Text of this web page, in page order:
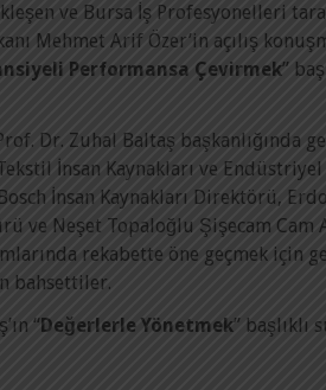
ve Bursa İş Profesyonelleri
Mehmet Arif Özer’in açılış
Performansa Çevirmek”
Dr. Zuhal Baltaş başkanlığında
İnsan Kaynakları ve
İnsan Kaynakları Direktörü,
ve Neşet Topaloğlu Şişecam Cam
rekabette öne geçmek için
bahsettiler.
“Değerlerle Yönetmek” başlıklı